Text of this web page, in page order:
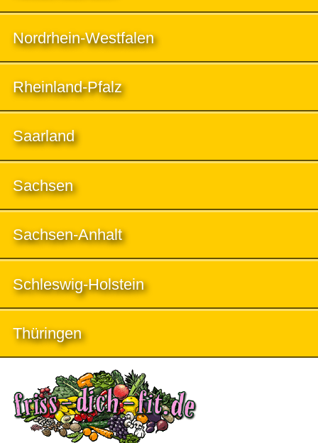
Nordrhein-Westfalen
Rheinland-Pfalz
Saarland
Sachsen
Sachsen-Anhalt
Schleswig-Holstein
Thüringen